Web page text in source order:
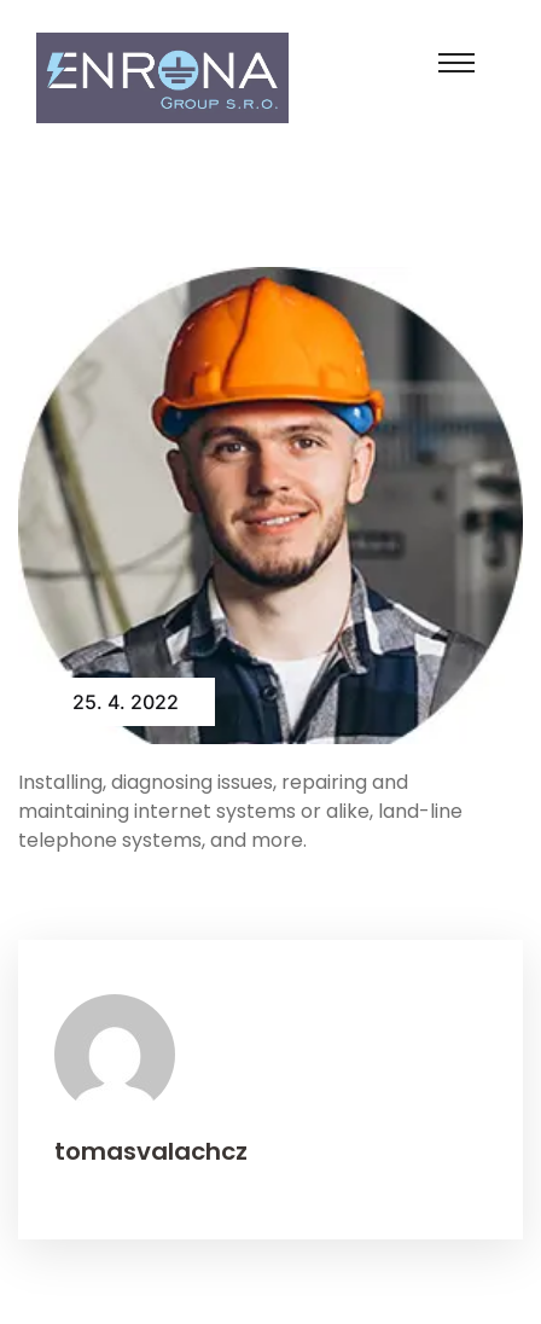
25. 4. 2022
Installing, diagnosing issues, repairing and
maintaining internet systems or alike, land-line
telephone systems, and more.
tomasvalachcz